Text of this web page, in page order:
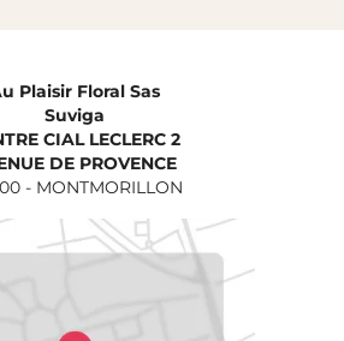
Plaisir Floral Sas
Suviga
CIAL LECLERC 2
DE PROVENCE
- MONTMORILLON